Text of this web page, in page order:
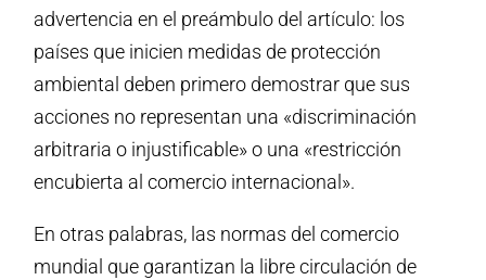
advertencia en el preámbulo del artículo: los
países que inicien medidas de protección
ambiental deben primero demostrar que sus
acciones no representan una «discriminación
arbitraria o injustificable» o una «restricción
encubierta al comercio internacional».
En otras palabras, las normas del comercio
mundial que garantizan la libre circulación de